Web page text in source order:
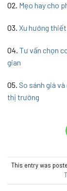
02. Mẹo hay cho
03. Xu hướng
04. Tư vấn chọn
gian
05. So sánh giá
thị trường
This entry was